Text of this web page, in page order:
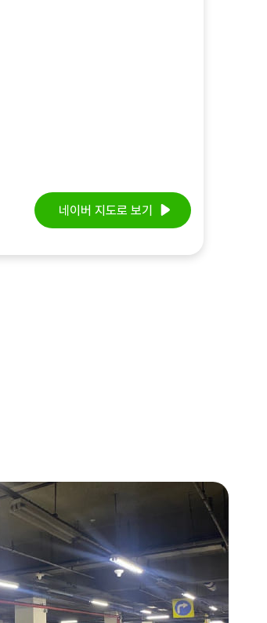
네이버 지도로 보기